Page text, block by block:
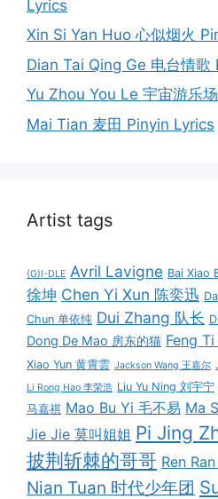
Lyrics
Xin Si Yan Huo 心似烟火
Dian Tai Qing Ge 电台情歌
Yu Zhou You Le 宇宙游乐
Mai Tian 麦田 Pinyin Lyrics
Artist tags
(G)I-DLE Avril Lavigne Bai Xiao
徐坤 Chen Yi Xun 陈奕迅
Chun 单依纯 Dui Zhang 队长
Dong De Mao 房东的猫 Feng
Xiao Yun 黄霄雲 Jackson Wang 王嘉尔
Li Rong Hao 李荣浩 Liu Yu Ning 刘宇宁
马嘉祺 Mao Bu Yi 毛不易 Ma
Jie Jie 莫叫姐姐 Pi Jing
披荆斩棘的哥哥 Ren
Nian Tuan 时代少年团